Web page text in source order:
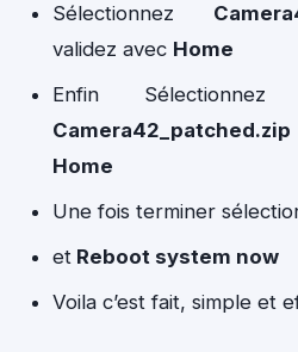
Sélectionnez
validez avec Home
Enfin
Home
Une fois terminer
et Reboot system now
Voila c’est fait, simple et